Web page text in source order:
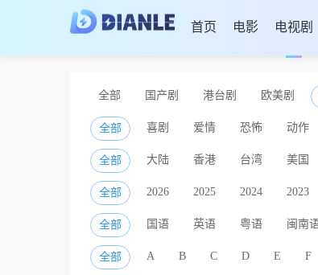
首页 电影 电视剧
全部 国产剧 港台剧 欧美剧
全部 喜剧 爱情 恐怖 动作
全部 大陆 香港 台湾 美国
全部 2026 2025 2024 2023
全部 国语 英语 粤语 闽南
全部 A B C D E F